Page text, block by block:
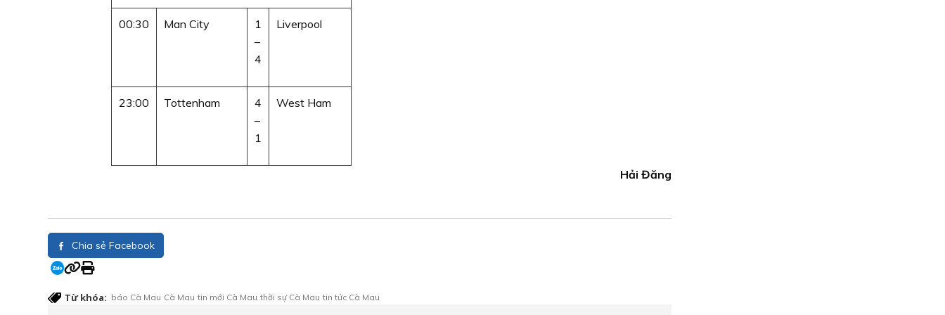
00:30 Man City
1
–
4
Liverpool
23:00 Tottenham
4
–
1
West Ham
Hải Đăng
Chia sẻ Facebook
Từ khóa: báo Cà Mau Cà Mau tin mới Cà Mau thời sự Cà Mau tin tức Cà Mau